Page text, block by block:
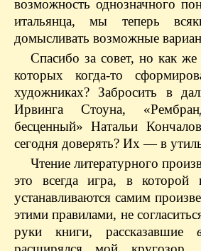
возможность однозначного
итальянца, мы теперь
домысливать возможные
Спасибо за совет, но как
которых когда-то
художниках? Забросить в
Ирвинга Стоуна,
бесценный» Натальи
сегодня доверять? Их — в
Чтение литературного
это все­гда игра, в которой
устанавливаются самим
этими правилами, не
руки книги, рассказавшие